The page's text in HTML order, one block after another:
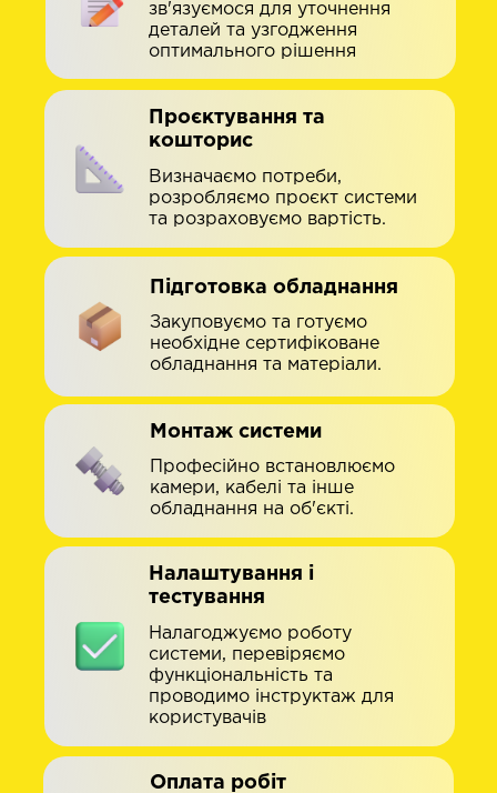
Професійно встановлюємо
камери, кабелі та інше
обладнання на об'єкті.
Монтаж системи
зв'язуємося для уточнення
деталей та узгодження
оптимального рішення
Налагоджуємо роботу
системи, перевіряємо
функціональність та
проводимо інструктаж для
користувачів
Налаштування і
тестування
Визначаємо потреби,
розробляємо проєкт системи
та розраховуємо вартість.
Проєктування та
кошторис
Оплата робіт
Закуповуємо та готуємо
необхідне сертифіковане
обладнання та матеріали.
Підготовка обладнання